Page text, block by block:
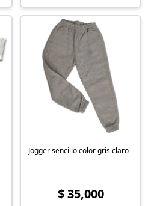
Jogger sencillo color gris claro
$ 35,000